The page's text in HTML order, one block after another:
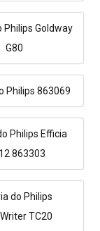
Philips Goldway
G80
Philips 863069
Philips Efficia
863303
do Philips
TC20